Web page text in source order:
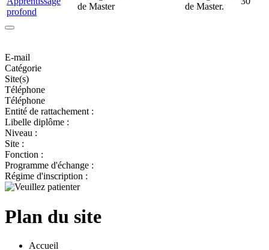
profond
de Master
de Master.
E-mail
Catégorie
Site(s)
Téléphone
Téléphone
Entité de rattachement :
Libelle diplôme :
Niveau :
Site :
Fonction :
Programme d'échange :
Régime d'inscription :
Plan du site
Accueil